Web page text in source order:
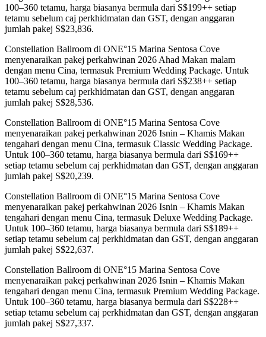
100–360 tetamu, harga biasanya bermula dari S$199++ setiap
tetamu sebelum caj perkhidmatan dan GST, dengan anggaran
jumlah pakej S$23,836.
Constellation Ballroom di ONE°15 Marina Sentosa Cove
menyenaraikan pakej perkahwinan 2026 Ahad Makan malam
dengan menu Cina, termasuk Premium Wedding Package. Untuk
100–360 tetamu, harga biasanya bermula dari S$238++ setiap
tetamu sebelum caj perkhidmatan dan GST, dengan anggaran
jumlah pakej S$28,536.
Constellation Ballroom di ONE°15 Marina Sentosa Cove
menyenaraikan pakej perkahwinan 2026 Isnin – Khamis Makan
tengahari dengan menu Cina, termasuk Classic Wedding Package.
Untuk 100–360 tetamu, harga biasanya bermula dari S$169++
setiap tetamu sebelum caj perkhidmatan dan GST, dengan anggaran
jumlah pakej S$20,239.
Constellation Ballroom di ONE°15 Marina Sentosa Cove
menyenaraikan pakej perkahwinan 2026 Isnin – Khamis Makan
tengahari dengan menu Cina, termasuk Deluxe Wedding Package.
Untuk 100–360 tetamu, harga biasanya bermula dari S$189++
setiap tetamu sebelum caj perkhidmatan dan GST, dengan anggaran
jumlah pakej S$22,637.
Constellation Ballroom di ONE°15 Marina Sentosa Cove
menyenaraikan pakej perkahwinan 2026 Isnin – Khamis Makan
tengahari dengan menu Cina, termasuk Premium Wedding Package.
Untuk 100–360 tetamu, harga biasanya bermula dari S$228++
setiap tetamu sebelum caj perkhidmatan dan GST, dengan anggaran
jumlah pakej S$27,337.